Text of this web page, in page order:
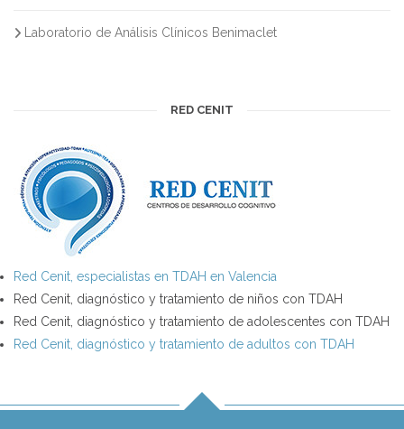
Laboratorio de Análisis Clínicos Benimaclet
RED CENIT
Red Cenit, especialistas en TDAH en Valencia
Red Cenit, diagnóstico y tratamiento de niños con TDAH
Red Cenit, diagnóstico y tratamiento de adolescentes con TDAH
Red Cenit, diagnóstico y tratamiento de adultos con TDAH